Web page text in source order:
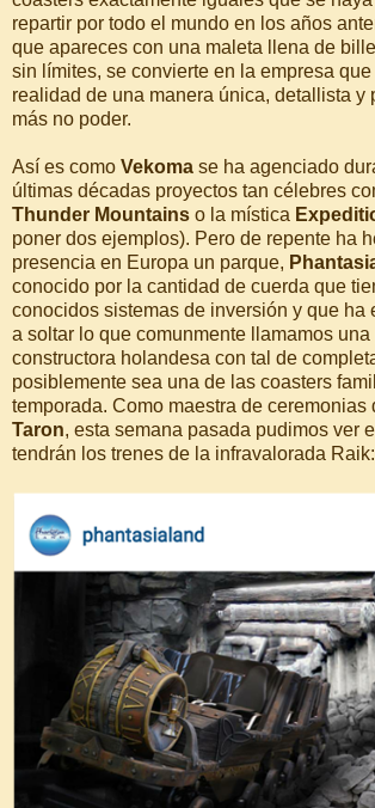
repartir por todo el mundo en los años
que apareces con una maleta llena de
sin límites, se convierte en la empresa
realidad de una manera única, detallista y
más no poder.
Así es como Vekoma se ha agenciado
últimas décadas proyectos tan célebres
Thunder Mountains o la mística
poner dos ejemplos). Pero de repente ha
presencia en Europa un parque,
conocido por la cantidad de cuerda que
conocidos sistemas de inversión y que ha
a soltar lo que comunmente llamamos
constructora holandesa con tal de
posiblemente sea una de las coasters
temporada. Como maestra de ceremonias
Taron, esta semana pasada pudimos ver
tendrán los trenes de la infravalorada Raik: